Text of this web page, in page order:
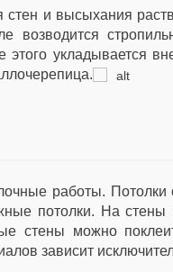
и высыхания
возводится
этого укладывается
работы. Потолки
потолки. На стены
стены можно
зависит